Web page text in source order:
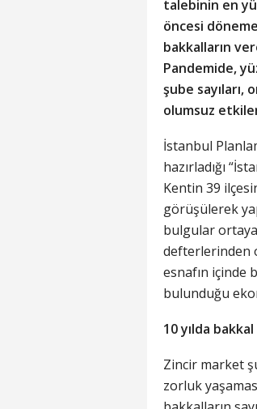
talebinin en
öncesi
bakkalların
Pandemide,
şube
olumsuz
İstanbul
hazırladığı
Kentin 39
görüşülerek
bulgular
defterlerinden
esnafın içinde
bulunduğu
10 yılda bakkal
Zincir market
zorluk